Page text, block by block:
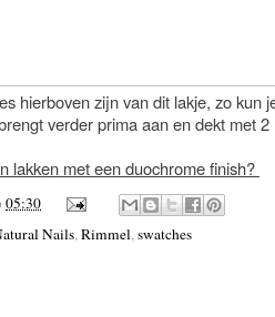
hierboven zijn van dit lakje, zo kun
verder prima aan en dekt met 2
lakken met een duochrome finish?
05:30
Nails,Rimmel,swatches